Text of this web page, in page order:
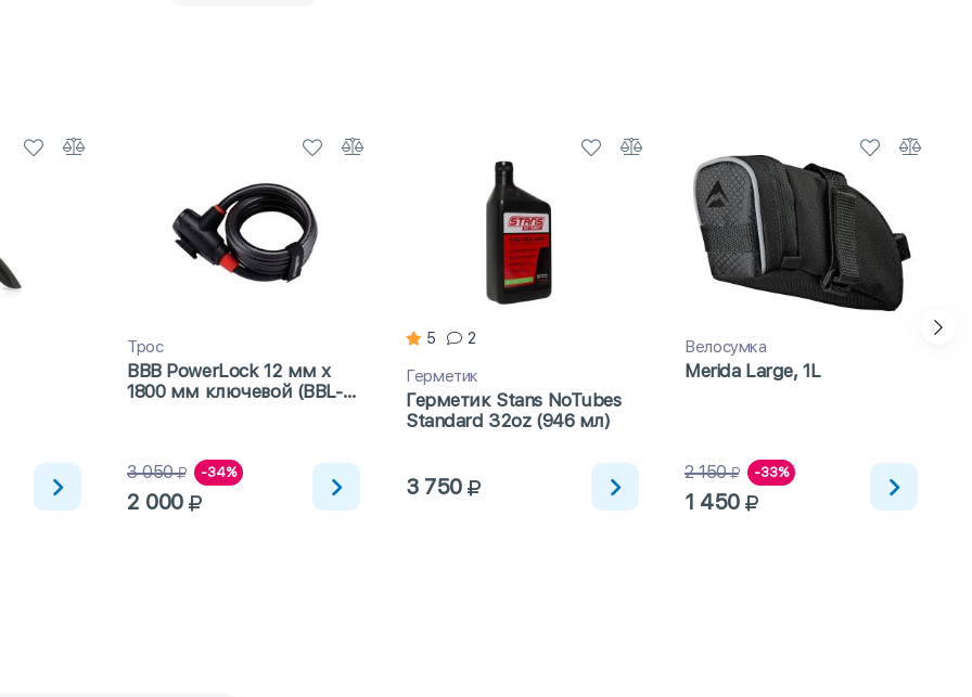
26 дюймов
Трос
BBB PowerLock 12 мм x
1800 мм ключевой (BBL-
3 050 -34%
2 000
5 2
Герметик
Герметик Stans NoTubes
Standard 32oz (946 мл)
3 750
Велосумка
Merida Large, 1L
2 150 -33%
1 450